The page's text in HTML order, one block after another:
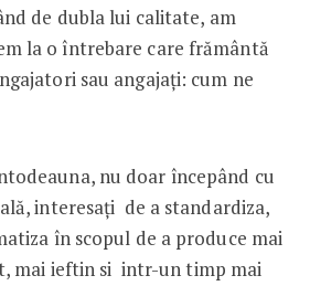
de dubla lui calitate, am
la o întrebare care frământă
sau angajați: cum ne
nu doar începând cu
interesați de a standardiza,
în scopul de a produce mai
mai ieftin si intr-un timp mai